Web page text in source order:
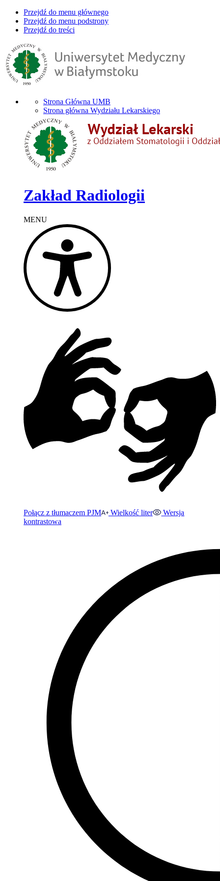
Przejdź do menu głównego
Przejdź do menu podstrony
Przejdź do treści
Strona Główna UMB
Strona główna Wydziału Lekarskiego
Zakład Radiologii
MENU
Połącz z tłumaczem PJM Wielkość liter
Wersja
kontrastowa